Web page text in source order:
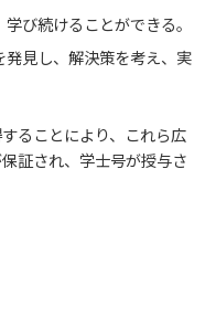
年度以前入学生）
院対象）
価について
格及び教育内容等の
ー
学生募集
一般の団体様）
び続けることができる。
見し、解決策を考え、実
ることにより、これら広
証され、学士号が授与さ
ついて
ど